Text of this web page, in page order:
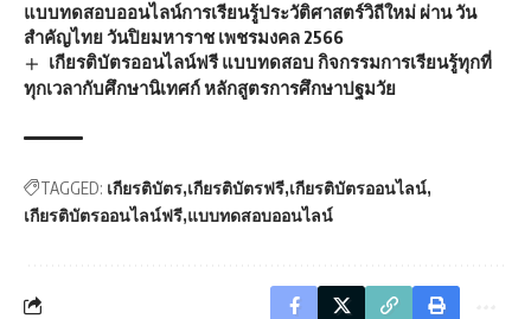
แบบทดสอบออนไลน์การเรียนรู้ประวัติศาสตร์วิถีใหม่ ผ่าน วัน
สำคัญไทย วันปิยมหาราช เพชรมงคล 2566
เกียรติบัตรออนไลน์ฟรี แบบทดสอบ กิจกรรมการเรียนรู้ทุกที่
ทุกเวลากับศึกษานิเทศก์ หลักสูตรการศึกษาปฐมวัย
TAGGED: เกียรติบัตร เกียรติบัตรฟรี เกียรติบัตรออนไลน์
เกียรติบัตรออนไลน์ฟรี แบบทดสอบออนไลน์